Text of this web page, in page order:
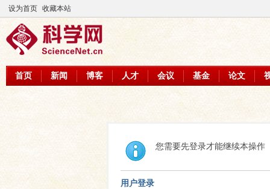
设为首页 收藏本站
首页 新闻 博客 人才 会议 基金 论文
您需要先登录才能继续本操作
用户登录